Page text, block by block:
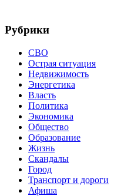
Рубрики
СВО
Острая ситуация
Недвижимость
Энергетика
Власть
Политика
Экономика
Общество
Образование
Жизнь
Скандалы
Город
Транспорт и дороги
Афиша